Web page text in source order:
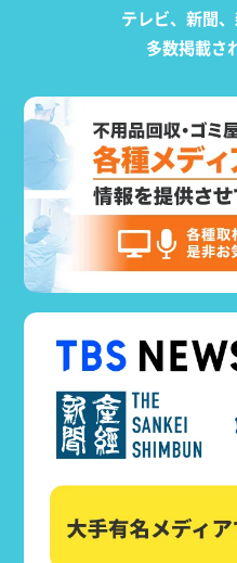
テレビ、新聞
多数掲載さ